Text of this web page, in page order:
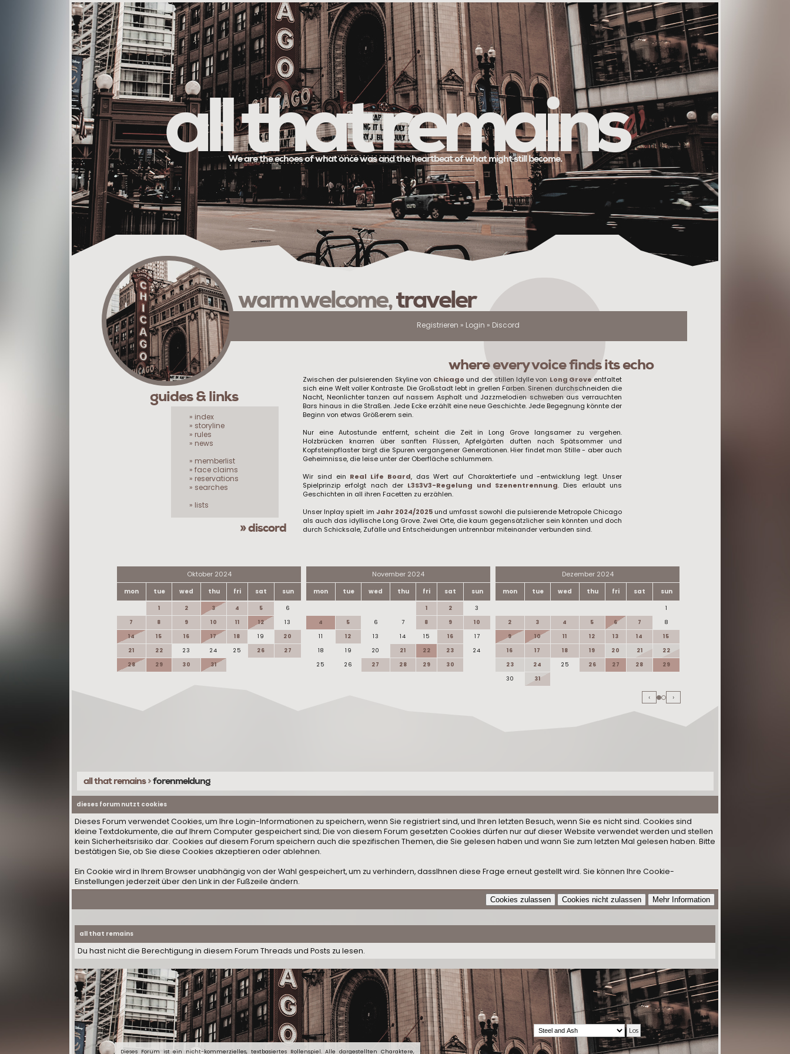
all that remains
We are the echoes of what once was and the heartbeat of what might still become.
warm welcome,traveler
Registrieren » Login » Discord
where every voice finds its echo
Zwischen der pulsierenden Skyline von Chicago und der stillen Idylle von Long Groveentfaltet
sich eine Welt voller Kontraste. Die Großstadt lebt in grellen Farben. Sirenen durchschneiden die
Nacht, Neonlichter tanzen auf nassem Asphalt und Jazzmelodien schweben aus verrauchten
Bars hinaus in die Straßen. Jede Ecke erzählt eine neue Geschichte. Jede Begegnung könnte der
Beginn von etwas Größerem sein.
Nur eine Autostunde entfernt, scheint die Zeit in Long Grove langsamer zu vergehen.
Holzbrücken knarren über sanften Flüssen, Apfelgärten duften nach Spätsommer und
Kopfsteinpflaster birgt die Spuren vergangener Generationen. Hier findet man Stille - aber auch
Geheimnisse, die leise unter der Oberfläche schlummern.
Wir sind ein Real Life Board, das Wert auf Charaktertiefe und -entwicklung legt. Unser
Spielprinzip erfolgt nach der L3S3V3-Regelung und Szenentrennung. Dies erlaubt uns
Geschichten in all ihren Facetten zu erzählen.
Unser Inplay spielt im Jahr 2024/2025und umfasst sowohl die pulsierende Metropole Chicago
als auch das idyllische Long Grove. Zwei Orte, die kaum gegensätzlicher sein könnten und doch
durch Schicksale, Zufälle und Entscheidungen untrennbar miteinander verbunden sind.
guides & links
» index
» storyline
» rules
» news
» memberlist
» face claims
» reservations
» searches
» lists
» discord
Oktober 2024
mon tue wed thu fri sat sun
1 2 3 4 5
6
7
8 9 10 11 12
13
14
15 16 17 18 19
20
21
22 23 24 25 26
27
28
29 30 31
November 2024
mon tue wed thu fri sat sun
1 2
3
4
5 6 7 8 9
10
11
12 13 14 15 16
17
18
19 20 21 22 23
24
25
26 27 28 29 30
Dezember 2024
mon tue wed thu fri sat sun
1
2
3 4 5 6 7
8
9
10 11 12 13 14
15
16
17 18 19 20 21
22
23
24 25 26 27 28
29
30
31
‹ ›
all that remains >forenmeldung
dieses forum nutzt cookies
Dieses Forum verwendet Cookies, um Ihre Login-Informationen zu speichern, wenn Sie registriert sind, und Ihren letzten Besuch, wenn Sie es nicht sind. Cookies sind
kleine Textdokumente, die auf Ihrem Computer gespeichert sind; Die von diesem Forum gesetzten Cookies dürfen nur auf dieser Website verwendet werden und stellen
kein Sicherheitsrisiko dar. Cookies auf diesem Forum speichern auch die spezifischen Themen, die Sie gelesen haben und wann Sie zum letzten Mal gelesen haben. Bitte
bestätigen Sie, ob Sie diese Cookies akzeptieren oder ablehnen.
Ein Cookie wird in Ihrem Browser unabhängig von der Wahl gespeichert, um zu verhindern, dassIhnen diese Frage erneut gestellt wird. Sie können Ihre Cookie-
Einstellungen jederzeit über den Link in der Fußzeile ändern.
all that remains
Du hast nicht die Berechtigung in diesem Forum Threads und Posts zu lesen.
Dieses Forum ist ein nicht-kommerzielles, textbasiertes Rollenspiel. Alle dargestellten Charaktere,